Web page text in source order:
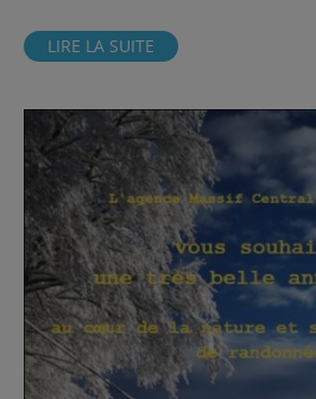
LIRE LA SUITE